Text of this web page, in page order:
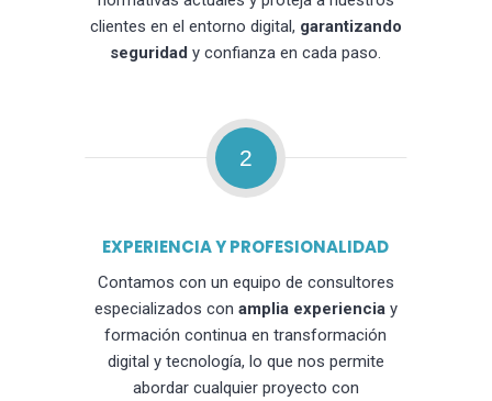
clientes en el entorno digital, garantizando
seguridad y confianza en cada paso.
2
EXPERIENCIA Y PROFESIONALIDAD
Contamos con un equipo de consultores
especializados con amplia experienciay
formación continua en transformación
digital y tecnología, lo que nos permite
abordar cualquier proyecto con